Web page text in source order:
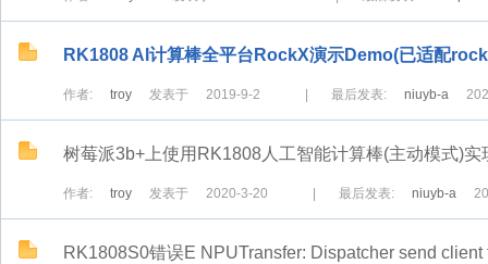
RK1808 AI计算棒全平台RockX演示Demo(已适配
作者: troy 发表于 2019-9-2 最后发表: niuyb-a
树莓派3b+上使用RK1808人工智能计算棒(主动模式)实
作者: troy 发表于 2020-3-20 最后发表: niuyb-a
RK1808S0错误E NPUTransfer: Dispatcher send client